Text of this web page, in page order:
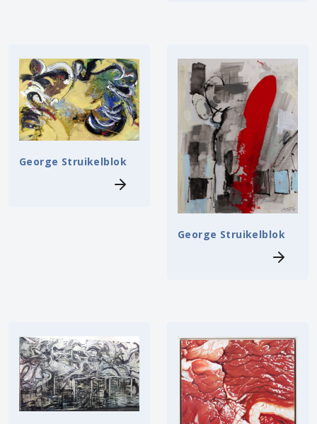
George Struikelblok
George Struikelblok